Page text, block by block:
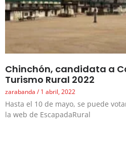
Chinchón, candidata a
Turismo Rural 2022
zarabanda 1 abril, 2022
Hasta el 10 de mayo, se puede
la web de EscapadaRural